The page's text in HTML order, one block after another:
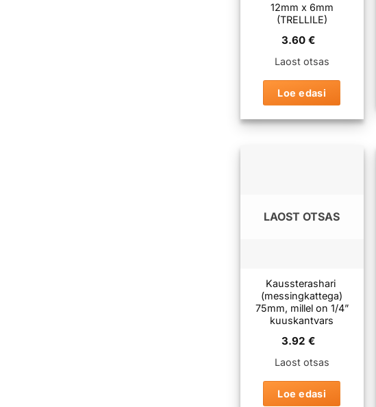
12mm x 6mm
(TRELLILE)
3.60€
Laost otsas
Loe edasi
LAOST OTSAS
Kaussterashari
(messingkattega)
75mm, millel on 1/4”
kuuskantvars
3.92€
Laost otsas
Loe edasi